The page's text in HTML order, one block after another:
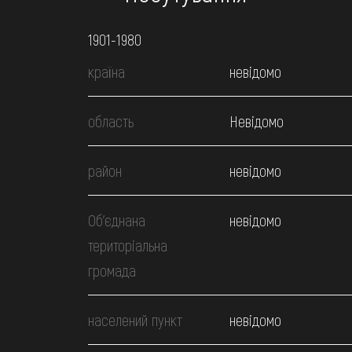
1901-1980
країна
невідомо
область Невідомо
район невідомо
Об’єднана
територіальна
громада
невідомо
населений пункт невідомо